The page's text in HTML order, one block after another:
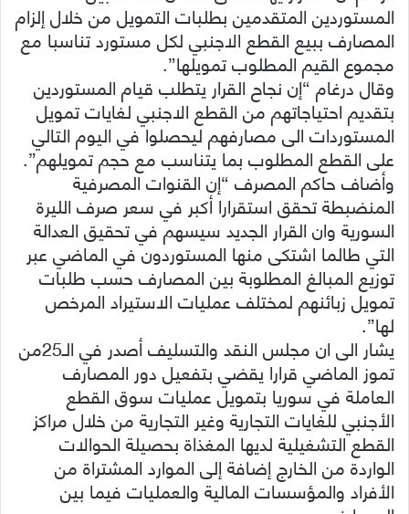
المستوردين المتقدمين بطلبات التمويل من خلال إلزام
المصارف ببيع القطع الاجنبي لكل مستورد تناسبا مع
مجموع القيم المطلوب تمويلها”.
وقال درغام “إن نجاح القرار يتطلب قيام المستوردين
بتقديم احتياجاتهم من القطع الاجنبي لغايات تمويل
المستوردات الى مصارفهم ليحصلوا في اليوم التالي
على القطع المطلوب بما يتناسب مع حجم تمويلهم”.
وأضاف حاكم المصرف “إن القنوات المصرفية
المنضبطة تحقق استقرارا أكبر في سعر صرف الليرة
السورية وان القرار الجديد سيسهم في تحقيق العدالة
التي طالما اشتكى منها المستوردون في الماضي عبر
توزيع المبالغ المطلوبة بين المصارف حسب طلبات
تمويل زبائنهم لمختلف عمليات الاستيراد المرخص
لها”.
يشار الى ان مجلس النقد والتسليف أصدر في الـ25من
تموز الماضي قرارا يقضي بتفعيل دور المصارف
العاملة في سوريا بتمويل عمليات سوق القطع
الأجنبي للغايات التجارية وغير التجارية من خلال مراكز
القطع التشغيلية لديها المغذاة بحصيلة الحوالات
الواردة من الخارج إضافة إلى الموارد المشتراة من
الأفراد والمؤسسات المالية والعمليات فيما بين